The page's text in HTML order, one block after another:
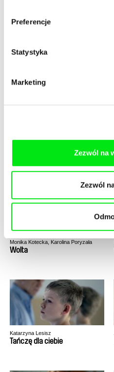
Preferencje
Statystyka
Marketing
Zezwól na
Zezwól
Monika Kotecka, Karolina Poryzała
Wolta
Katarzyna Lesisz
Tańczę dla ciebie